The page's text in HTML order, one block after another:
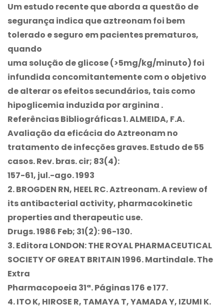
Um estudo recente que aborda a questão de
segurança indica que aztreonam foi bem
tolerado e seguro em pacientes prematuros,
quando
uma solução de glicose (>5mg/kg/minuto) foi
infundida concomitantemente com o objetivo
de alterar os efeitos secundários, tais como
hipoglicemia induzida por arginina .
Referências Bibliográficas 1. ALMEIDA, F.A.
Avaliação da eficácia do Aztreonam no
tratamento de infecções graves. Estudo de 55
casos. Rev. bras. cir; 83(4):
157-61, jul.-ago. 1993
2. BROGDEN RN, HEEL RC.Aztreonam. A review of
its antibacterial activity, pharmacokinetic
properties and therapeutic use.
Drugs.1986 Feb; 31(2): 96-130.
3. Editora LONDON: THE ROYAL PHARMACEUTICAL
SOCIETY OF GREAT BRITAIN 1996. Martindale. The
Extra
Pharmacopoeia 31ª. Páginas 176 e 177.
4. ITO K, HIROSE R, TAMAYA T, YAMADA Y, IZUMI K.